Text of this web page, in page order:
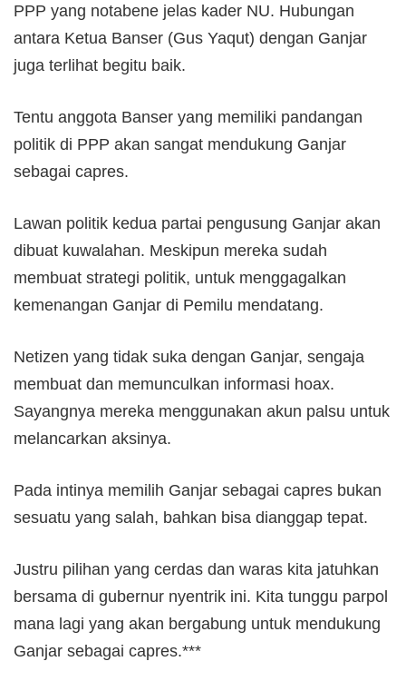
PPP yang notabene jelas kader NU. Hubungan
antara Ketua Banser (Gus Yaqut) dengan Ganjar
juga terlihat begitu baik.
Tentu anggota Banser yang memiliki pandangan
politik di PPP akan sangat mendukung Ganjar
sebagai capres.
Lawan politik kedua partai pengusung Ganjar akan
dibuat kuwalahan. Meskipun mereka sudah
membuat strategi politik, untuk menggagalkan
kemenangan Ganjar di Pemilu mendatang.
Netizen yang tidak suka dengan Ganjar, sengaja
membuat dan memunculkan informasi hoax.
Sayangnya mereka menggunakan akun palsu untuk
melancarkan aksinya.
Pada intinya memilih Ganjar sebagai capres bukan
sesuatu yang salah, bahkan bisa dianggap tepat.
Justru pilihan yang cerdas dan waras kita jatuhkan
bersama di gubernur nyentrik ini. Kita tunggu parpol
mana lagi yang akan bergabung untuk mendukung
Ganjar sebagai capres.***